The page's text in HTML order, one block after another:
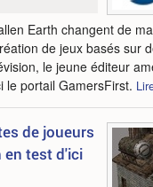
Earth changent de
de jeux basés sur
le jeune éditeur
le portail GamersFirst.
de joueurs
en test d'ici